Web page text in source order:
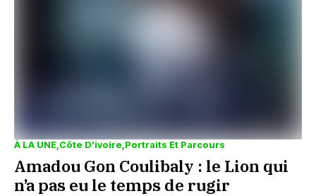
À LA UNE Côte D’ivoire Portraits Et Parcours
Amadou Gon Coulibaly : le Lion qui
n’a pas eu le temps de rugir